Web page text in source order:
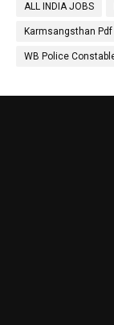
ALL INDIA JOBS
Karmsangsthan Pdf
WB Police